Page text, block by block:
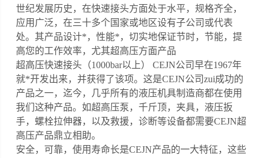
世纪发展历史，在快速接头方面处于水平，规格齐全，
应用广泛，在三十多个国家或地区设有子公司或代表
处。其产品设计*，性能*，切实地保证节时，节能，提
高您的工作效率，尤其超高压方面产品
超高压快速接头（1000bar以上） CEJN公司早在1967年
就*开发出来，并获得了该项。这是CEJN公司zui成功的
产品之一，迄今，几乎所有的液压机具制造商都在使用
我们这种产品。如超高压泵，千斤顶，夹具，液压扳
手，螺栓拉伸器，以及救援，诊断等设备都需要CEJN超
高压产品鼎立相助。
安全，可靠，使用寿命长是CEJN产品的一大特征，这些